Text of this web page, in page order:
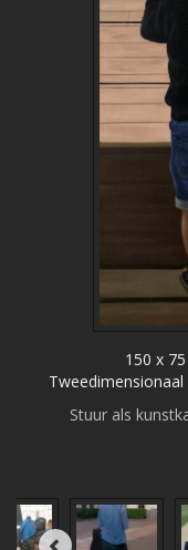
150 x
Stuur als